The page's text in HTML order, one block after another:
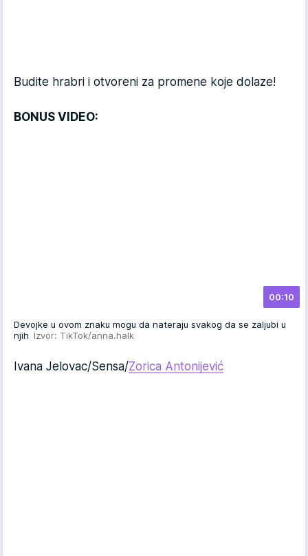
Budite hrabri i otvoreni za promene koje dolaze!
BONUS VIDEO:
00:10
Devojke u ovom znaku mogu da nateraju svakog da se zaljubi u
njih Izvor: TikTok/anna.halk
Ivana Jelovac/Sensa/Zorica Antonijević